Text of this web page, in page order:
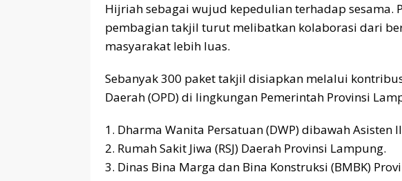
Hijriah sebagai wujud kepedulian terhadap sesama.
pembagian takjil turut melibatkan kolaborasi dari
masyarakat lebih luas.
Sebanyak 300 paket takjil disiapkan melalui
Daerah (OPD) di lingkungan Pemerintah Provinsi
1. Dharma Wanita Persatuan (DWP) dibawah
2. Rumah Sakit Jiwa (RSJ) Daerah Provinsi Lampung.
3. Dinas Bina Marga dan Bina Konstruksi (BMBK)